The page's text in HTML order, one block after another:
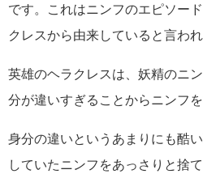
です。これはニンフのエピソー
クレスから由来していると言われ
英雄のヘラクレスは、妖精のニ
分が違いすぎることからニンフ
身分の違いというあまりにも酷
していたニンフをあっさりと捨